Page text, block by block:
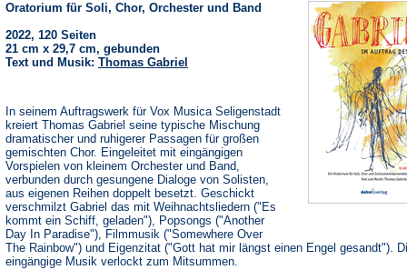
Oratorium für Soli, Chor, Orchester und Band
2022, 120 Seiten
21 cm x 29,7 cm, gebunden
Text und Musik: Thomas Gabriel
In seinem Auftragswerk für Vox Musica Seligenstadt
kreiert Thomas Gabriel seine typische Mischung
dramatischer und ruhigerer Passagen für großen
gemischten Chor. Eingeleitet mit eingängigen
Vorspielen von kleinem Orchester und Band,
verbunden durch gesungene Dialoge von Solisten,
aus eigenen Reihen doppelt besetzt. Geschickt
verschmilzt Gabriel das mit Weihnachtsliedern ("Es
kommt ein Schiff, geladen"), Popsongs ("Another
Day In Paradise"), Filmmusik ("Somewhere Over
The Rainbow") und Eigenzitat ("Gott hat mir längst einen Engel gesandt").
eingängige Musik verlockt zum Mitsummen.